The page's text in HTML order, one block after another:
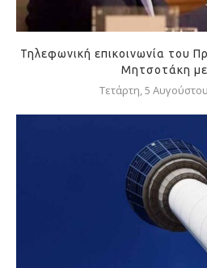
Τηλεφωνική επικοινωνία του
Μητσοτάκη με
Τετάρτη, 5